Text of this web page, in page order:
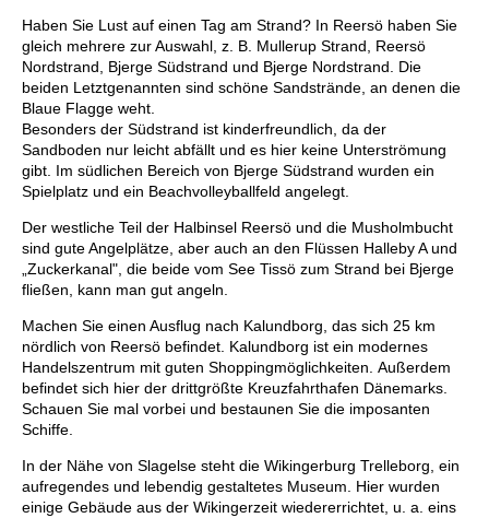
Haben Sie Lust auf einen Tag am Strand? In Reersö haben Sie
gleich mehrere zur Auswahl, z. B. Mullerup Strand, Reersö
Nordstrand, Bjerge Südstrand und Bjerge Nordstrand. Die
beiden Letztgenannten sind schöne Sandstrände, an denen die
Blaue Flagge weht.
Besonders der Südstrand ist kinderfreundlich, da der
Sandboden nur leicht abfällt und es hier keine Unterströmung
gibt. Im südlichen Bereich von Bjerge Südstrand wurden ein
Spielplatz und ein Beachvolleyballfeld angelegt.
Der westliche Teil der Halbinsel Reersö und die Musholmbucht
sind gute Angelplätze, aber auch an den Flüssen Halleby A und
„Zuckerkanal", die beide vom See Tissö zum Strand bei Bjerge
fließen, kann man gut angeln.
Machen Sie einen Ausflug nach Kalundborg, das sich 25 km
nördlich von Reersö befindet. Kalundborg ist ein modernes
Handelszentrum mit guten Shoppingmöglichkeiten. Außerdem
befindet sich hier der drittgrößte Kreuzfahrthafen Dänemarks.
Schauen Sie mal vorbei und bestaunen Sie die imposanten
Schiffe.
In der Nähe von Slagelse steht die Wikingerburg Trelleborg, ein
aufregendes und lebendig gestaltetes Museum. Hier wurden
einige Gebäude aus der Wikingerzeit wiedererrichtet, u. a. eins